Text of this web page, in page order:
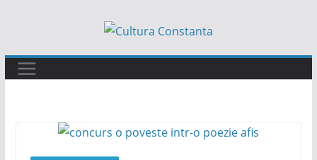
conținut